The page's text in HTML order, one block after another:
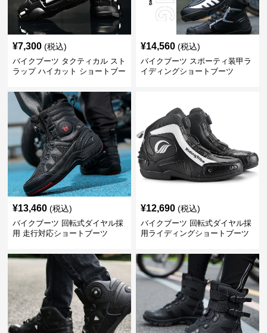
¥7,300 (税込)
バイクブーツ タクティカル スト
ラップ ハイカット ショートブー
¥14,560 (税込)
バイクブーツ スポーティ装甲ラ
イディングショートブーツ
¥13,460 (税込)
バイクブーツ 回転式ダイヤル採
用 走行対応ショートブーツ
¥12,690 (税込)
バイクブーツ 回転式ダイヤル採
用ライディングショートブーツ